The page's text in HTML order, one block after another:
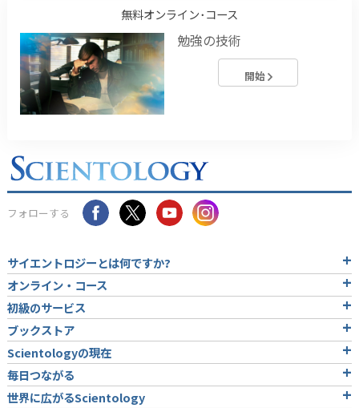
無料オンライン･コース
勉強の技術
開始
フォローする
サイエントロジーとは何ですか?
オンライン・コース
初級のサービス
ブックストア
Scientologyの現在
毎日つながる
世界に広がるScientology